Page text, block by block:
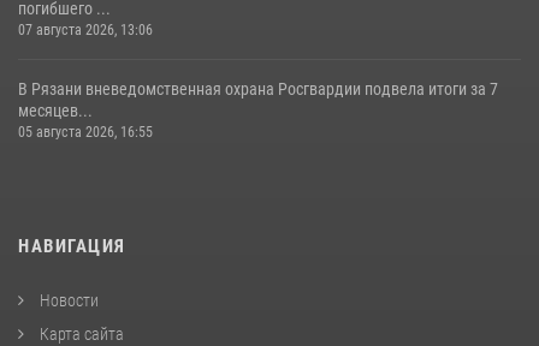
погибшего ...
07 августа 2026, 13:06
В Рязани вневедомственная охрана Росгвардии подвела итоги за 7
месяцев...
05 августа 2026, 16:55
НАВИГАЦИЯ
Новости
Карта сайта